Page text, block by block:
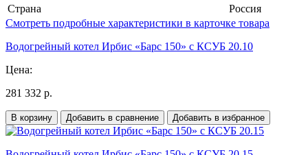
Страна
Россия
Смотреть подробные характеристики в карточке товара
Водогрейный котел Ирбис «Барс 150» с КСУБ 20.10
Цена:
281 332 р.
В корзину Добавить в сравнение Добавить в избранное